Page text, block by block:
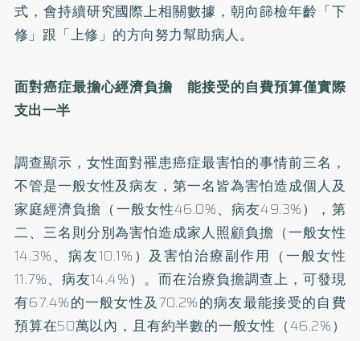
式，會持續研究國際上相關數據，朝向篩檢年齡「下
修」跟「上修」的方向努力幫助病人。
面對癌症最擔心經濟負擔 能接受的自費預算僅實際
支出一半
調查顯示，女性面對罹患癌症最害怕的事情前三名，
不管是一般女性及病友，第一名皆為害怕造成個人及
家庭經濟負擔（一般女性46.0%、病友49.3%），第
二、三名則分別為害怕造成家人照顧負擔（一般女性
14.3%、病友10.1%）及害怕治療副作用（一般女性
11.7%、病友14.4%）。而在治療負擔調查上，可發現
有67.4%的一般女性及70.2%的病友最能接受的自費
預算在50萬以內，且有約半數的一般女性（46.2%）